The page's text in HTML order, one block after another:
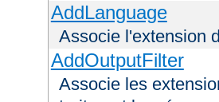
AddLanguage
Associe l'extension
AddOutputFilter
Associe les